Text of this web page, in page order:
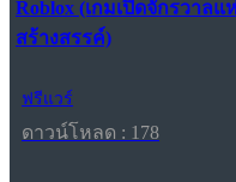
Roblox (เกมเปิดจักรวาล
สร้างสรรค์)
ฟรีแวร์
ดาวน์โหลด : 178